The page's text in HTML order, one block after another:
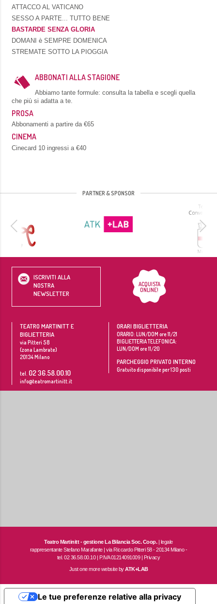
ATTACCO AL VATICANO
SESSO A PARTE... TUTTO BENE
BASTARDE SENZA GLORIA
DOMANI è SEMPRE DOMENICA
STREMATE SOTTO LA PIOGGIA
ABBONATI ALLA STAGIONE
Abbiamo tante formule: consulta la tabella e scegli quella
che più si adatta a te.
PROSA
Abbonamenti a partire da €65
CINEMA
Cinecard 10 ingressi a €40
PARTNER & SPONSOR
ISCRIVITI ALLA
NOSTRA
NEWSLETTER
ACQUISTA
ONLINE!
TEATRO MARTINITT E
BIGLIETTERIA
via Pitteri 58
(zona Lambrate)
20134Milano
tel. 02 36.58.00.10
info@teatromartinitt.it
ORARI BIGLIETTERIA
ORARIO: LUN/DOM ore 11/21
BIGLIETTERIA TELEFONICA:
LUN/DOM ore 11/20
PARCHEGGIO PRIVATO INTERNO
Gratuito disponibile per 130 posti
Teatro Martinitt - gestione La Bilancia Soc. Coop.| legale
rappresentante Stefano Marafante | via Riccardo Pitteri 58 - 20134 Milano -
tel. 02 36.58.00.10 | P.IVA 01214091009 | Privacy
Just one more website byATK+LAB
Le tue preferenze relative alla privacy